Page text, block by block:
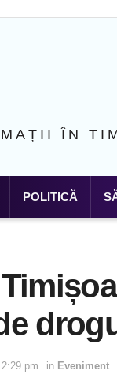
ÎN
POLITICĂ
pm in Eveniment